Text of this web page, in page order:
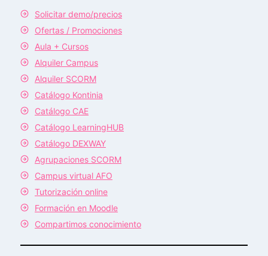
Solicitar demo/precios
Ofertas / Promociones
Aula + Cursos
Alquiler Campus
Alquiler SCORM
Catálogo Kontinia
Catálogo CAE
Catálogo LearningHUB
Catálogo DEXWAY
Agrupaciones SCORM
Campus virtual AFO
Tutorización online
Formación en Moodle
Compartimos conocimiento